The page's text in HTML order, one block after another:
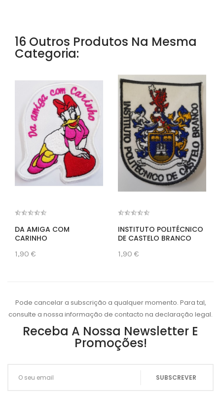
16 Outros Produtos Na Mesma
Categoria:
DA AMIGA COM
CARINHO
1,90 €
INSTITUTO POLITÉCNICO
DE CASTELO BRANCO
1,90 €
Pode cancelar a subscrição a qualquer momento. Para tal,
consulte a nossa informação de contacto na declaração legal.
Receba A Nossa Newsletter E
Promoções!